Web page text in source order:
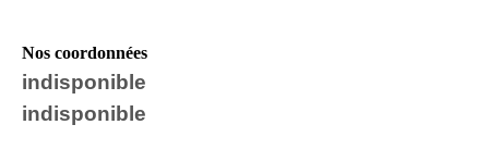
Nos coordonnées
indisponible
indisponible